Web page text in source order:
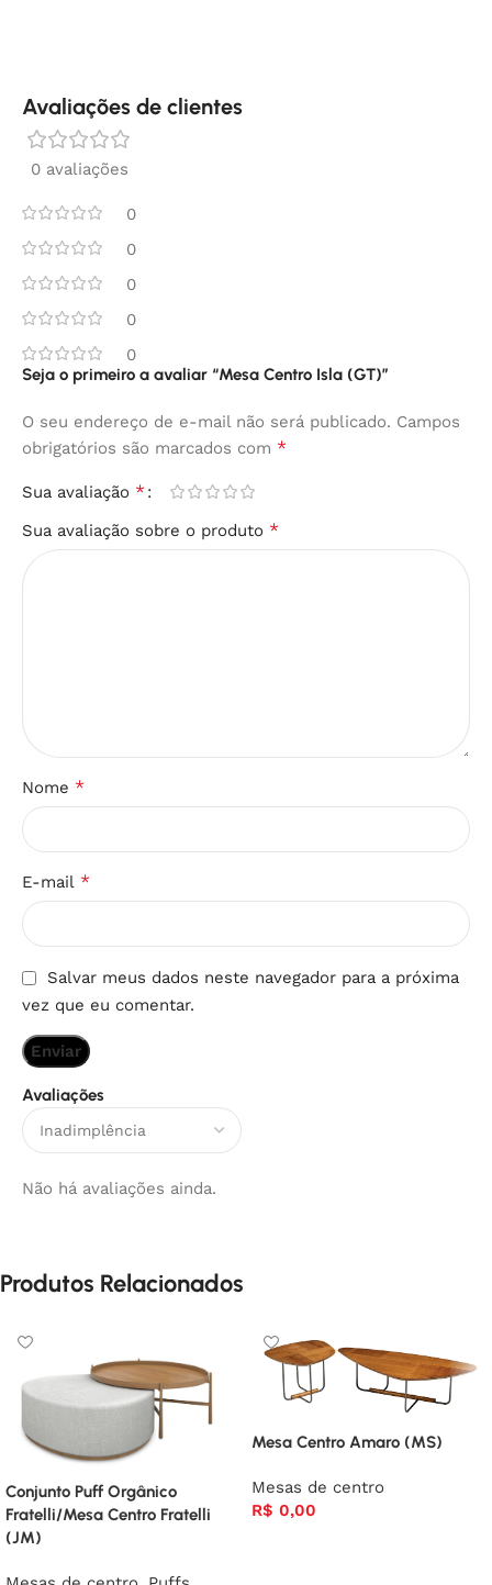
Avaliações de clientes
0 avaliações
0
0
0
0
0
Avaliações
Não há avaliações ainda.
Seja o primeiro a avaliar “Mesa Centro Isla (GT)”
O seu endereço de e-mail não será publicado. Campos
obrigatórios são marcados com *
Sua avaliação *
Sua avaliação sobre o produto *
Nome *
E-mail *
Salvar meus dados neste navegador para a próxima
vez que eu comentar.
Produtos Relacionados
Conjunto Puff Orgânico
Fratelli/Mesa Centro Fratelli
(JM)
Mesa Centro Amaro (MS)
Mesas de centro
R$ 0,00